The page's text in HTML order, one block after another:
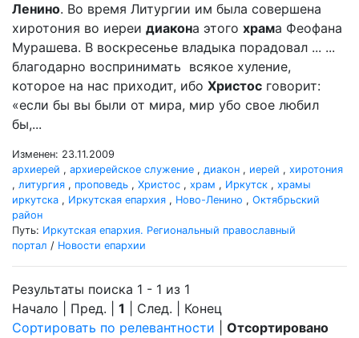
Ленино. Во время Литургии им была совершена
хиротония во иереи диакона этого храма Феофана
Мурашева. В воскресенье владыка порадовал ... ...
благодарно воспринимать всякое хуление,
которое на нас приходит, ибо Христос говорит:
«если бы вы были от мира, мир убо свое любил
бы,...
Изменен: 23.11.2009
архиерей , архиерейское служение , диакон , иерей , хиротония
, литургия , проповедь , Христос , храм , Иркутск , храмы
иркутска , Иркутская епархия , Ново-Ленино , Октябрьский
район
Путь: Иркутская епархия. Региональный православный
портал / Новости епархии
Результаты поиска 1 - 1 из 1
Начало | Пред. | 1 | След. | Конец
Сортировать по релевантности
Отсортировано